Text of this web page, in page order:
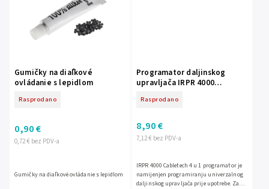
Gumičky na diaľkové
ovládanie s lepidlom
Rasprodano
0,72 € bez PDV-a
0,90 €
Gumičky na diaľkové ovládanie s lepidlom
Programator daljinskog
upravljača IRPR 4000
Rasprodano
7,12 € bez PDV-a
8,90 €
IRPR 4000 Cabletech 4 u 1 programator je
namijenjen programiranju univerzalnog
daljinskog upravljača prije upotrebe. Za